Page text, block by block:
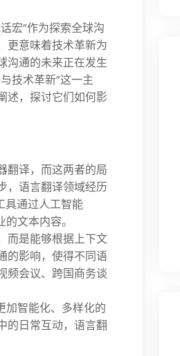
宏”作为探索全球沟
更意味着技术革新为
沟通的未来正在发生
技术革新”这一主
述，探讨它们如何影
翻译，而这两者的局
，语言翻译领域经历
具通过人工智能
文本内容。
而是能够根据上下文
的影响，使得不同语
频会议、跨国商务谈
加智能化、多样化的
的日常互动，语言翻